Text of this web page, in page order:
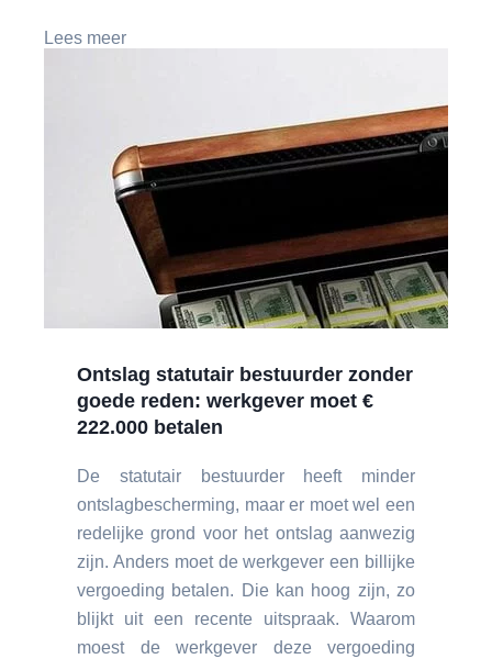
Lees meer
Ontslag statutair bestuurder zonder
goede reden: werkgever moet €
222.000 betalen
De statutair bestuurder heeft minder
ontslagbescherming, maar er moet wel een
redelijke grond voor het ontslag aanwezig
zijn. Anders moet de werkgever een billijke
vergoeding betalen. Die kan hoog zijn, zo
blijkt uit een recente uitspraak. Waarom
moest de werkgever deze vergoeding